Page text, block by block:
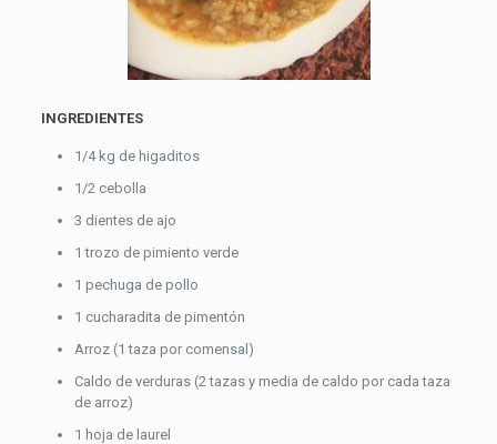
INGREDIENTES
1/4 kg de higaditos
1/2 cebolla
3 dientes de ajo
1 trozo de pimiento verde
1 pechuga de pollo
1 cucharadita de pimentón
Arroz (1 taza por comensal)
Caldo de verduras (2 tazas y media de caldo por cada taza
de arroz)
1 hoja de laurel